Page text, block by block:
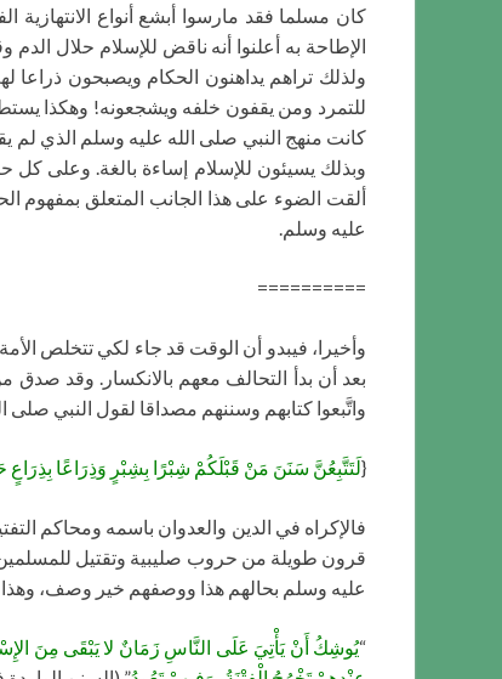
كان مسلما فقد مارسوا أبشع أنواع
الإطاحة به أعلنوا أنه ناقض للإسلام حلال
ولذلك تراهم يداهنون الحكام ويصبحون ذراعا
للتمرد ومن يقفون خلفه ويشجعونه! وهكذا
كانت منهج النبي صلى الله عليه وسلم الذي لم
وبذلك يسيئون للإسلام إساءة بالغة. وعلى كل
ألقت الضوء على هذا الجانب المتعلق بمفهوم
عليه وسلم.
==========
وأخيرا، فيبدو أن الوقت قد جاء لكي تتخلص
بعد أن بدأ التحالف معهم بالانكسار. وقد
واتَّبعوا كتابهم وسننهم مصداقا لقول النبي صلى
{لَتَتَّبِعُنَّ سَنَنَ مَنْ قَبْلَكُمْ شِبْرًا بِشِبْرٍ وَذِرَاعًا
فالإكراه في الدين والعدوان باسمه ومحاكم
قرون طويلة من حروب صليبية وتقتيل للمسلمين
عليه وسلم بحالهم هذا ووصفهم خير وصف،
“يُوشِكُ أَنْ يَأْتِيَ عَلَى النَّاسِ زَمَانٌ لا يَبْقَى مِنَ